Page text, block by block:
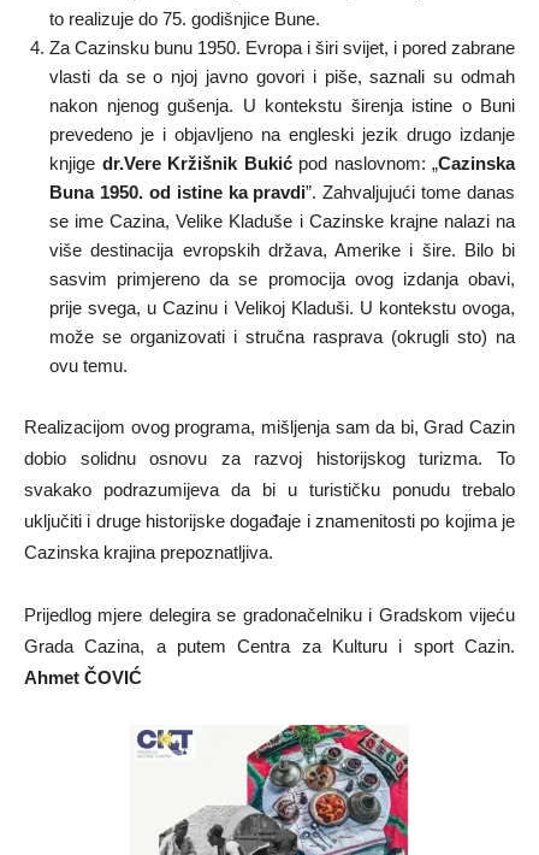
to realizuje do 75. godišnjice Bune.
Za Cazinsku bunu 1950. Evropa i širi svijet, i pored zabrane
vlasti da se o njoj javno govori i piše, saznali su odmah
nakon njenog gušenja. U kontekstu širenja istine o Buni
prevedeno je i objavljeno na engleski jezik drugo izdanje
knjige dr.Vere Kržišnik Bukićpod naslovnom: „Cazinska
Buna 1950. od istine ka pravdi”. Zahvaljujući tome danas
se ime Cazina, Velike Kladuše i Cazinske krajne nalazi na
više destinacija evropskih država, Amerike i šire. Bilo bi
sasvim primjereno da se promocija ovog izdanja obavi,
prije svega, u Cazinu i Velikoj Kladuši. U kontekstu ovoga,
može se organizovati i stručna rasprava (okrugli sto) na
ovu temu.
Realizacijom ovog programa, mišljenja sam da bi, Grad Cazin
dobio solidnu osnovu za razvoj historijskog turizma. To
svakako podrazumijeva da bi u turističku ponudu trebalo
uključiti i druge historijske događaje i znamenitosti po kojima je
Cazinska krajina prepoznatljiva.
Prijedlog mjere delegira se gradonačelniku i Gradskom vijeću
Grada Cazina, a putem Centra za Kulturu i sport Cazin.
Ahmet ČOVIĆ